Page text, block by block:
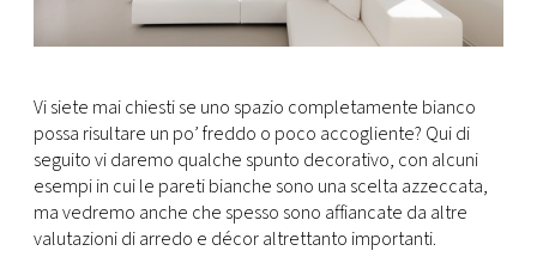
Vi siete mai chiesti se uno spazio completamente bianco
possa risultare un po’ freddo o poco accogliente? Qui di
seguito vi daremo qualche spunto decorativo, con alcuni
esempi in cui le pareti bianche sono una scelta azzeccata,
ma vedremo anche che spesso sono affiancate da altre
valutazioni di arredo e décor altrettanto importanti.